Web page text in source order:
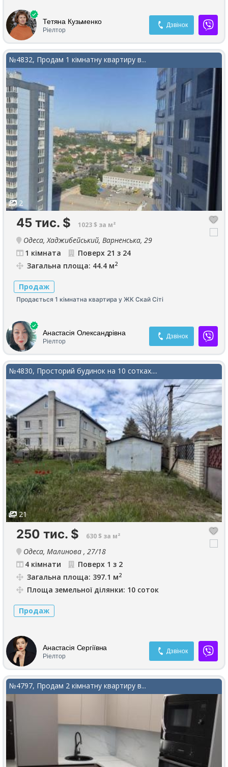
Тетяна Кузьменко
Ріелтор
Дзвінок
№4832, Продам 1 кімнатну квартиру в...
2
45 тис. $ 1023 $ за м²
Одеса, Хаджибейський, Варненська, 29
1 кімната
Поверх 21 з 24
Загальна площа: 44.4 м2
Продаж
Продається 1 кімнатна квартира у ЖК Скай Сіті
Анастасія Олександрівна
Ріелтор
Дзвінок
№4830, Просторий будинок на 10 сотках....
21
250 тис. $ 630 $ за м²
Одеса, Малинова , 27/18
4 кімнати
Поверх 1 з 2
Загальна площа: 397.1 м2
Площа земельної ділянки: 10 соток
Продаж
Анастасія Сергіївна
Ріелтор
Дзвінок
№4797, Продам 2 кімнатну квартиру в...